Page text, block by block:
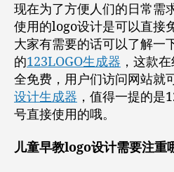
现在为了方便人们的日常需
使用的logo设计是可以直接
大家有需要的话可以了解一
的123LOGO生成器 ，这款
全免费，用户们访问网站就
设计生成器 ，值得一提的是
号直接使用的哦。
儿童早教logo设计需要注重